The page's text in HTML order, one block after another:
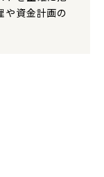
や資金計画の